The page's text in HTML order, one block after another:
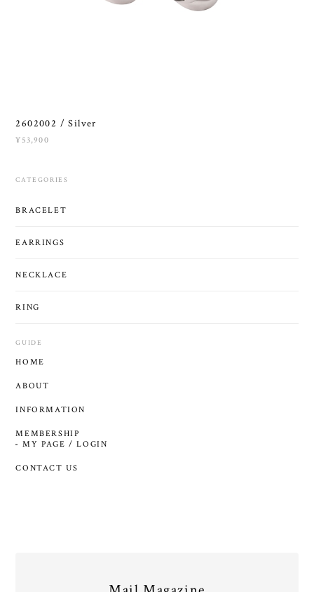
2602002 / Silver
¥53,900
CATEGORIES
BRACELET
EARRINGS
NECKLACE
RING
GUIDE
HOME
ABOUT
INFORMATION
MEMBERSHIP
MY PAGE / LOGIN
CONTACT US